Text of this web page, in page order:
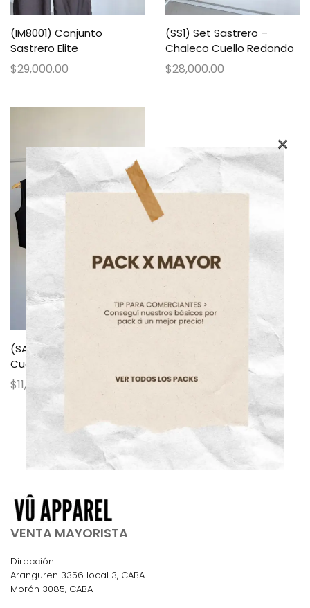
(IM8001) Conjunto
Sastrero Elite
$29,000.00
(SS1) Set Sastrero –
Chaleco Cuello Redondo
$28,000.00
(SACH1) Chaleco Sastrero
Cuello Redondo (SS26)
$11,500.00
VENTA MAYORISTA
Dirección:
Aranguren 3356 local 3, CABA.
Morón 3085, CABA
×